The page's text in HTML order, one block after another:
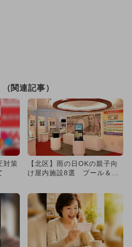
関連記事）
対策
【北区】雨の日OKの親子向
け屋内施設8選 プール＆博